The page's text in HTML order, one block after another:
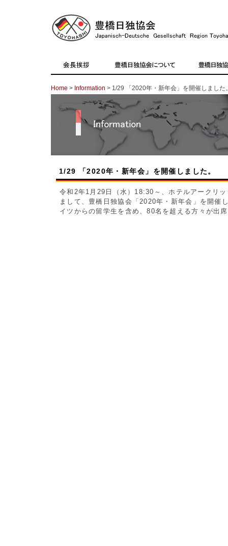
Home > Information > 1/29 「2020年・新年会」を開催しました
1/29 「2020年・新年会」を開催しました。
令和2年1月29日（水）18:30～、ホテルアークリ
まして、豊橋日独協会「2020年・新年会」を開催
イツからの留学生を含め、80名を超える方々が